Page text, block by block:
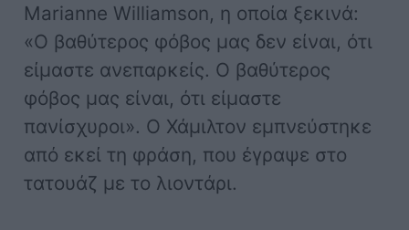
Marianne Williamson, η οποία ξεκινά:
«Ο βαθύτερος φόβος μας δεν είναι, ότι
είμαστε ανεπαρκείς. Ο βαθύτερος
φόβος μας είναι, ότι είμαστε
πανίσχυροι». Ο Χάμιλτον εμπνεύστηκε
από εκεί τη φράση, που έγραψε στο
τατουάζ με το λιοντάρι.